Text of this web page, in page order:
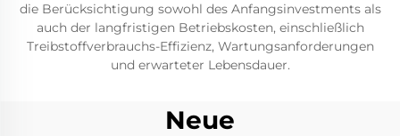
die Berücksichtigung sowohl des Anfangsinvestments als
auch der langfristigen Betriebskosten, einschließlich
Treibstoffverbrauchs-Effizienz, Wartungsanforderungen
und erwarteter Lebensdauer.
Neue